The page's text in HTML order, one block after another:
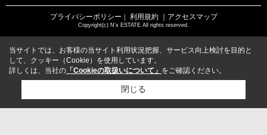
プライバシーポリシー 利用規約 ｜アクセスマップ
Copyright(c) N's ESTATE All rights reserved.
当サイトでは、お客様の当サイト利用状況把握、サービス向上検討を目的と
して、クッキー（Cookie）を使用しています。
詳しくは、当社の 「Cookieの取扱いについて」 をご確認ください。
閉じる